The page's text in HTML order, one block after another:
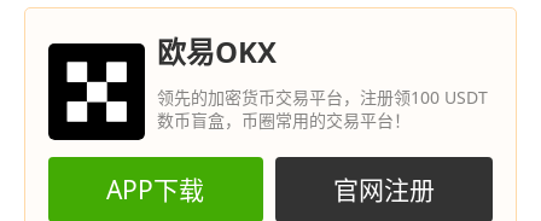
欧易OKX
领先的加密货币交易平台，注册领100 USDT
数币盲盒，币圈常用的交易平台！
APP下载 官网注册